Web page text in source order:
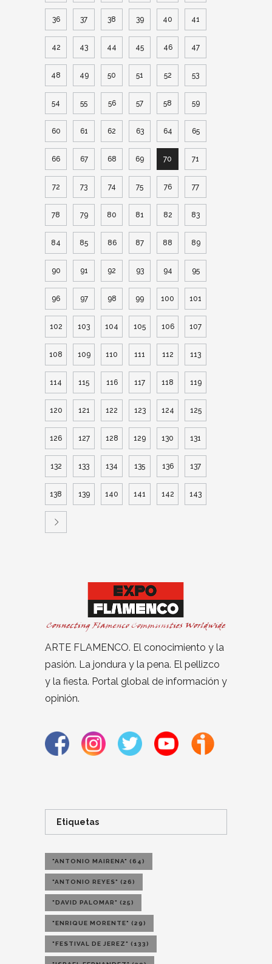
36 37 38 39 40 41
42 43 44 45 46 47
48 49 50 51 52 53
54 55 56 57 58 59
60 61 62 63 64 65
66 67 68 69 70 71
72 73 74 75 76 77
78 79 80 81 82 83
84 85 86 87 88 89
90 91 92 93 94 95
96 97 98 99 100 101
102 103 104 105 106 107
108 109 110 111 112 113
114 115 116 117 118 119
120 121 122 123 124 125
126 127 128 129 130 131
132 133 134 135 136 137
138 139 140 141 142 143
ARTE FLAMENCO. El conocimiento y la
pasión. La jondura y la pena. El pellizco
y la fiesta. Portal global de información y
opinión.
Etiquetas
"ANTONIO MAIRENA" (64)
"ANTONIO REYES" (26)
"DAVID PALOMAR" (25)
"ENRIQUE MORENTE" (29)
"FESTIVAL DE JEREZ" (133)